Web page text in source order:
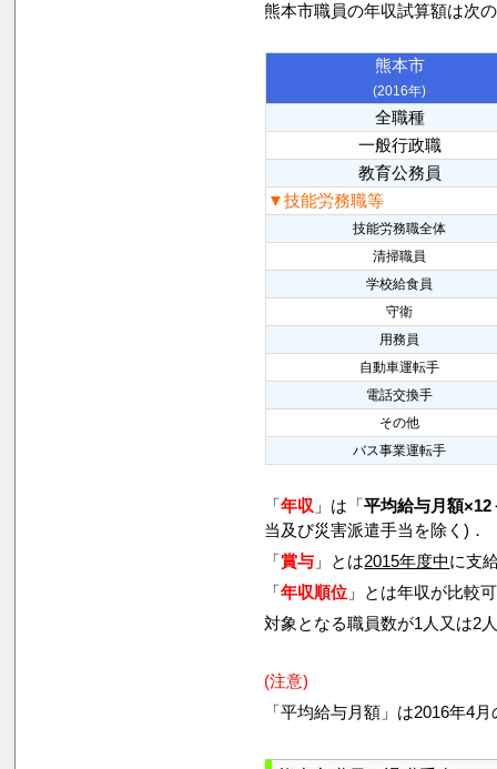
熊本市職員の年収試算額は次
熊本市
(2016年)
全職種
一般行政職
教育公務員
▼技能労務職等
技能労務職全体
清掃職員
学校給食員
守衛
用務員
自動車運転手
電話交換手
その他
バス事業運転手
「年収 」は「平均給与月額×12
当及び災害派遣手当を除く)．
「賞与 」とは2015年度中に支
「年収順位 」とは年収が比較
対象となる職員数が1人又は2
(注意)
「平均給与月額」は2016年4